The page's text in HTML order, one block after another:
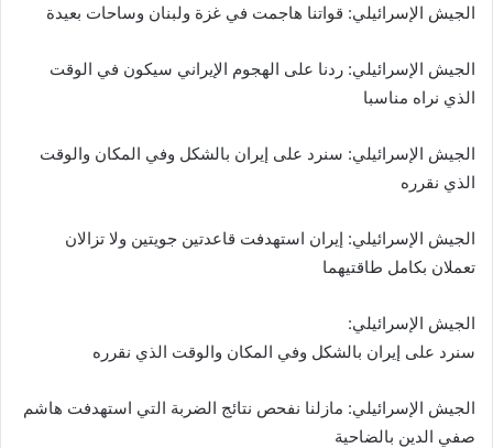
الجيش الإسرائيلي: قواتنا هاجمت في غزة ولبنان وساحات بعيدة
الجيش الإسرائيلي: ردنا على الهجوم الإيراني سيكون في الوقت
الذي نراه مناسبا
الجيش الإسرائيلي: سنرد على إيران بالشكل وفي المكان والوقت
الذي نقرره
الجيش الإسرائيلي: إيران استهدفت قاعدتين جويتين ولا تزالان
تعملان بكامل طاقتيهما
الجيش الإسرائيلي:
سنرد على إيران بالشكل وفي المكان والوقت الذي نقرره
الجيش الإسرائيلي: مازلنا نفحص نتائج الضربة التي استهدفت هاشم
صفي الدين بالضاحية